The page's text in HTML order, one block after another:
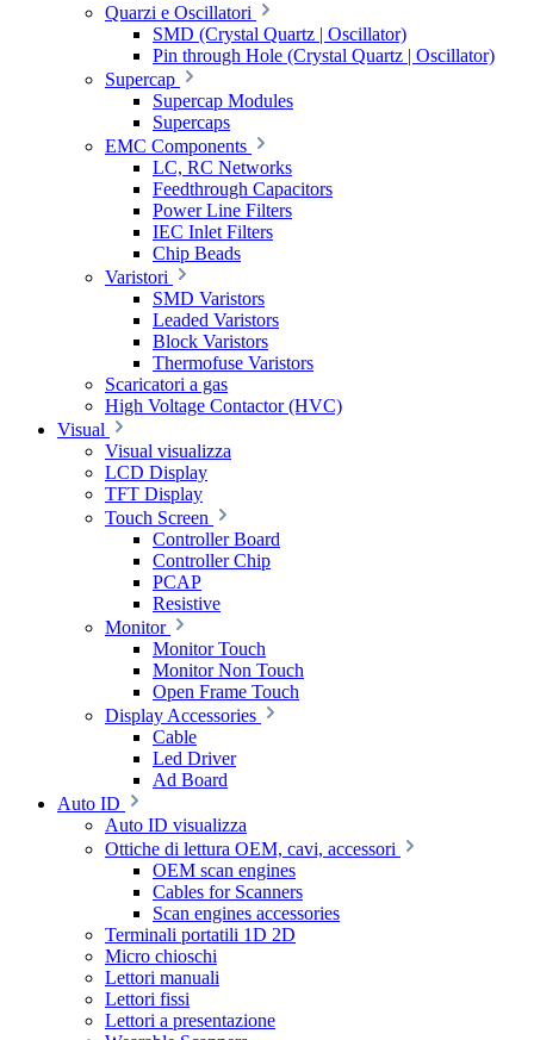
Quarzi e Oscillatori
SMD (Crystal Quartz | Oscillator)
Pin through Hole (Crystal Quartz | Oscillator)
Supercap
Supercap Modules
Supercaps
EMC Components
LC, RC Networks
Feedthrough Capacitors
Power Line Filters
IEC Inlet Filters
Chip Beads
Varistori
SMD Varistors
Leaded Varistors
Block Varistors
Thermofuse Varistors
Scaricatori a gas
High Voltage Contactor (HVC)
Visual
Visual visualizza
LCD Display
TFT Display
Touch Screen
Controller Board
Controller Chip
PCAP
Resistive
Monitor
Monitor Touch
Monitor Non Touch
Open Frame Touch
Display Accessories
Cable
Led Driver
Ad Board
Auto ID
Auto ID visualizza
Ottiche di lettura OEM, cavi, accessori
OEM scan engines
Cables for Scanners
Scan engines accessories
Terminali portatili 1D 2D
Micro chioschi
Lettori manuali
Lettori fissi
Lettori a presentazione